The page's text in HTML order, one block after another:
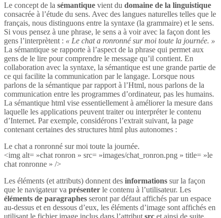
Le concept de la sémantique vient du domaine de la linguistique
consacrée à l’étude du sens. Avec des langues naturelles telles que le
français, nous distinguons entre la syntaxe (la grammaire) et le sens.
Si vous pensez à une phrase, le sens a à voir avec la façon dont les
gens l’interprètent : « Le chat a ronronné sur moi toute la journée. »
La sémantique se rapporte à l’aspect de la phrase qui permet aux
gens de le lire pour comprendre le message qu’il contient. En
collaboration avec la syntaxe, la sémantique est une grande partie de
ce qui facilite la communication par le langage. Lorsque nous
parlons de la sémantique par rapport à l’Html, nous parlons de la
communication entre les programmes d’ordinateur, pas les humains.
La sémantique html vise essentiellement à améliorer la mesure dans
laquelle les applications peuvent traiter ou interpréter le contenu
d’Internet. Par exemple, considérons l’extrait suivant, la page
contenant certaines des structures html plus autonomes :
Le chat a ronronné sur moi toute la journée.
<img alt= »chat ronron » src= »images/chat_ronron.png » title= »le
chat ronronne » />
Les éléments (et attributs) donnent des informations sur la façon
que le navigateur va présenter le contenu à l’utilisateur. Les
éléments de paragraphes seront par défaut affichés par un espace
au-dessus et en dessous d’eux, les éléments d’image sont affichés en
utilisant le fichier image inclus dans l’attribut src et ainsi de suite.